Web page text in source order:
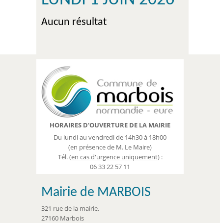
Aucun résultat
HORAIRES D'OUVERTURE DE LA MAIRIE
Du lundi au vendredi de 14h30 à 18h00
(en présence de M. Le Maire)
Tél. (en cas d'urgence uniquement) :
06 33 22 57 11
Mairie de MARBOIS
321 rue de la mairie.
27160 Marbois